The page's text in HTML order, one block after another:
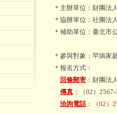
＊主辦單位：財團法
＊協辦單位：社團法
＊補助單位：臺北市
＊參與對象：罕病家
＊報名方式：
回條郵寄 ：財團法
傳真 ：（02）
洽詢電話： （02）